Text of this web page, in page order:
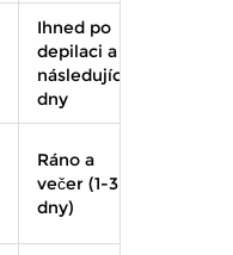
Ihned po
depilaci a
následující
dny
Ráno a
večer (1-3
dny)